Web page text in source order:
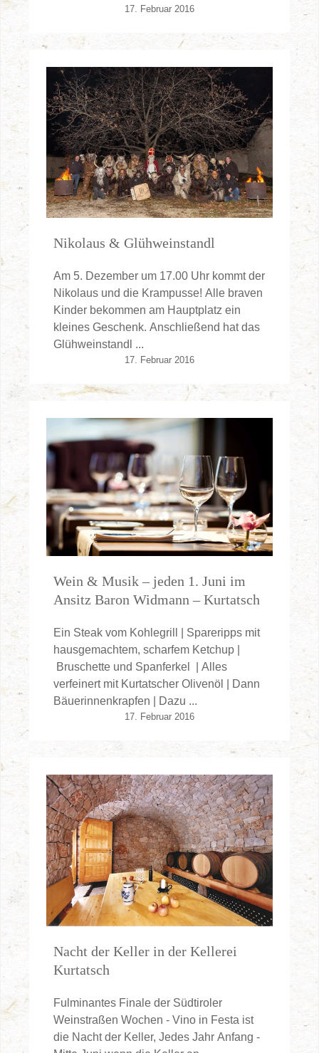
17. Februar 2016
Nikolaus & Glühweinstandl
Am 5. Dezember um 17.00 Uhr kommt der
Nikolaus und die Krampusse! Alle braven
Kinder bekommen am Hauptplatz ein
kleines Geschenk. Anschließend hat das
Glühweinstandl ...
17. Februar 2016
Wein & Musik – jeden 1. Juni im
Ansitz Baron Widmann – Kurtatsch
Ein Steak vom Kohlegrill | Spareripps mit
hausgemachtem, scharfem Ketchup |
Bruschette und Spanferkel | Alles
verfeinert mit Kurtatscher Olivenöl | Dann
Bäuerinnenkrapfen | Dazu ...
17. Februar 2016
Nacht der Keller in der Kellerei
Kurtatsch
Fulminantes Finale der Südtiroler
Weinstraßen Wochen - Vino in Festa ist
die Nacht der Keller, Jedes Jahr Anfang -